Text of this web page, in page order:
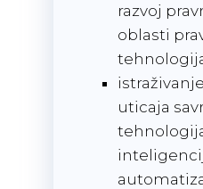
razvoj
oblasti
uticaja